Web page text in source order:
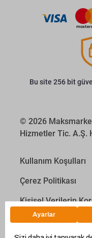
Bu site 256 bit
© 2026
Hizmetler Tic. A.Ş.
Kullanım Koşulları
Çerez Politikası
Kişisel Verilerin
İletişim